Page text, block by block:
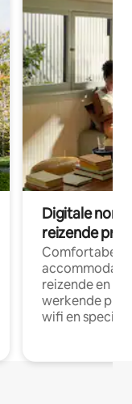
Digitale
reizende
Comfortabele
reizende en
werkende
wifi en